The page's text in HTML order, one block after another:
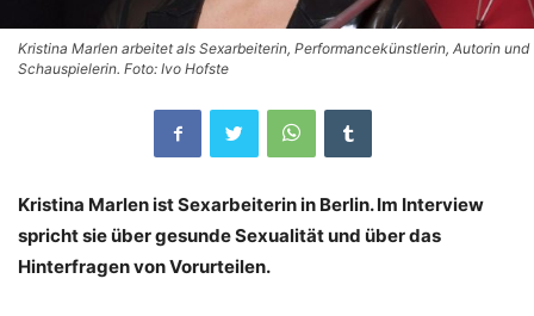
Kristina Marlen arbeitet als Sexarbeiterin, Performancekünstlerin, Autorin und
Schauspielerin. Foto: Ivo Hofste
Kristina Marlen ist Sexarbeiterin in Berlin. Im Interview
spricht sie über gesunde Sexualität und über das
Hinterfragen von Vorurteilen.